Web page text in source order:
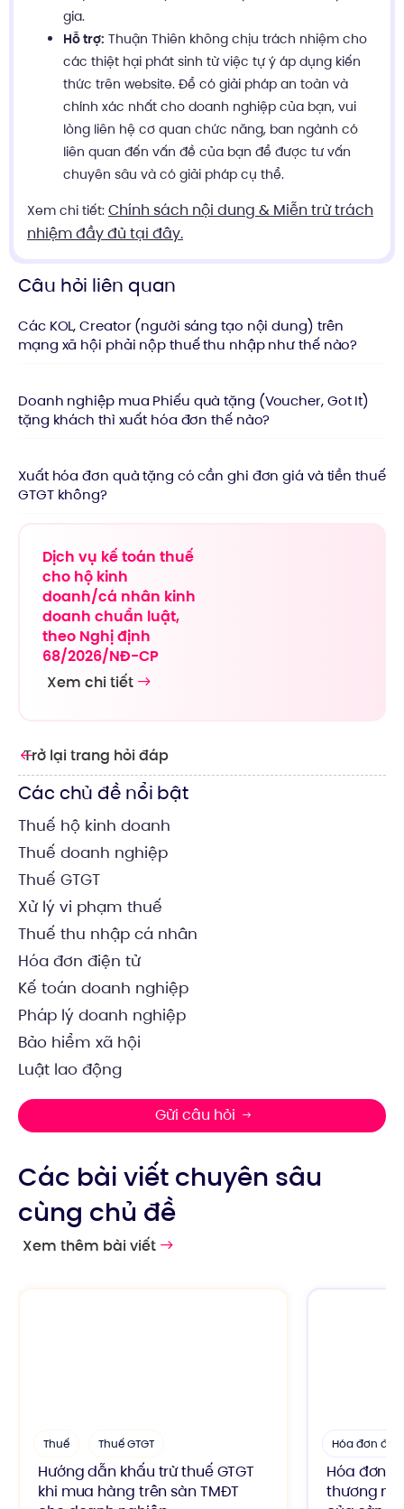
Trở lại trang hỏi đáp
Các chủ đề nổi bật
Thuế hộ kinh doanh
Thuế doanh nghiệp
Thuế GTGT
Xử lý vi phạm thuế
Thuế thu nhập cá nhân
Hóa đơn điện tử
Kế toán doanh nghiệp
Pháp lý doanh nghiệp
Bảo hiểm xã hội
Luật lao động
Gửi câu hỏi
gia.
Hỗ trợ: Thuận Thiên không chịu trách nhiệm cho
các thiệt hại phát sinh từ việc tự ý áp dụng kiến
thức trên website. Để có giải pháp an toàn và
chính xác nhất cho doanh nghiệp của bạn, vui
lòng liên hệ cơ quan chức năng, ban ngành có
liên quan đến vấn đề của bạn để được tư vấn
chuyên sâu và có giải pháp cụ thể.
Xem chi tiết: Chính sách nội dung & Miễn trừ trách
nhiệm đầy đủ tại đây.
Câu hỏi liên quan
Các KOL, Creator (người sáng tạo nội dung) trên
mạng xã hội phải nộp thuế thu nhập như thế nào?
Doanh nghiệp mua Phiếu quà tặng (Voucher, Got It)
tặng khách thì xuất hóa đơn thế nào?
Xuất hóa đơn quà tặng có cần ghi đơn giá và tiền thuế
GTGT không?
Dịch vụ kế toán thuế
cho hộ kinh
doanh/cá nhân kinh
doanh chuẩn luật,
theo Nghị định
68/2026/NĐ-CP
Xem chi tiết
Các bài viết chuyên sâu
cùng chủ đề
Xem thêm bài viết
Thuế Thuế GTGT
Hướng dẫn khấu trừ thuế GTGT
khi mua hàng trên sàn TMĐT
Hóa đơn
Hóa đơn
thương